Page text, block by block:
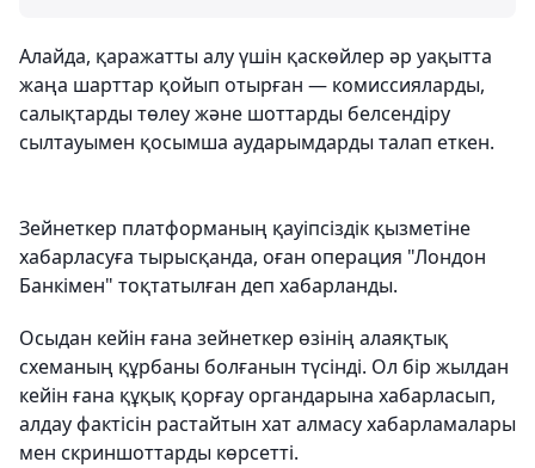
Алайда, қаражатты алу үшін қаскөйлер әр уақытта
жаңа шарттар қойып отырған — комиссияларды,
салықтарды төлеу және шоттарды белсендіру
сылтауымен қосымша аударымдарды талап еткен.
Зейнеткер платформаның қауіпсіздік қызметіне
хабарласуға тырысқанда, оған операция "Лондон
Банкімен" тоқтатылған деп хабарланды.
Осыдан кейін ғана зейнеткер өзінің алаяқтық
схеманың құрбаны болғанын түсінді. Ол бір жылдан
кейін ғана құқық қорғау органдарына хабарласып,
алдау фактісін растайтын хат алмасу хабарламалары
мен скриншоттарды көрсетті.